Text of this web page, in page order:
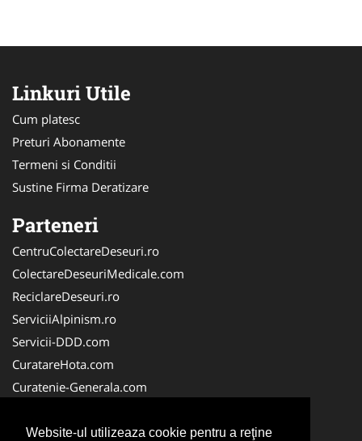
Website-ul utilizeaza cookie pentru a reţine
Linkuri Utile
Cum platesc
Preturi Abonamente
Termeni si Conditii
Sustine Firma Deratizare
Parteneri
CentruColectareDeseuri.ro
ColectareDeseuriMedicale.com
ReciclareDeseuri.ro
ServiciiAlpinism.ro
Servicii-DDD.com
CuratareHota.com
Curatenie-Generala.com
Spalatorie-Covoare.com